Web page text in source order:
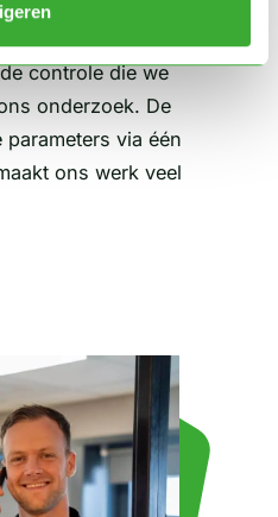
controle die we
onderzoek. De
via één
ons werk veel